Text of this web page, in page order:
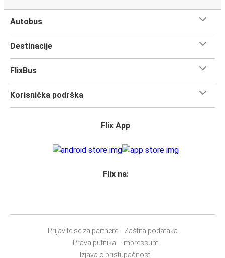
Autobus
Destinacije
FlixBus
Korisnička podrška
Flix App
Flix na:
Prijavite se za partnere
Zaštita podataka
Prava putnika
Impressum
Izjava o pristupačnosti